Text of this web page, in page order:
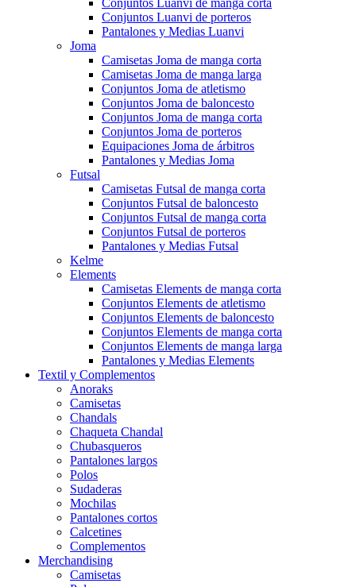
Conjuntos Luanvi de manga corta
Conjuntos Luanvi de porteros
Pantalones y Medias Luanvi
Joma
Camisetas Joma de manga corta
Camisetas Joma de manga larga
Conjuntos Joma de atletismo
Conjuntos Joma de baloncesto
Conjuntos Joma de manga corta
Conjuntos Joma de porteros
Equipaciones Joma de árbitros
Pantalones y Medias Joma
Futsal
Camisetas Futsal de manga corta
Conjuntos Futsal de baloncesto
Conjuntos Futsal de manga corta
Conjuntos Futsal de porteros
Pantalones y Medias Futsal
Kelme
Elements
Camisetas Elements de manga corta
Conjuntos Elements de atletismo
Conjuntos Elements de baloncesto
Conjuntos Elements de manga corta
Conjuntos Elements de manga larga
Pantalones y Medias Elements
Textil y Complementos
Anoraks
Camisetas
Chandals
Chaqueta Chandal
Chubasqueros
Pantalones largos
Polos
Sudaderas
Mochilas
Pantalones cortos
Calcetines
Complementos
Merchandising
Camisetas